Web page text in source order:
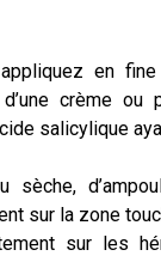
en fine
crème ou
salicylique
sur la zone
sur les